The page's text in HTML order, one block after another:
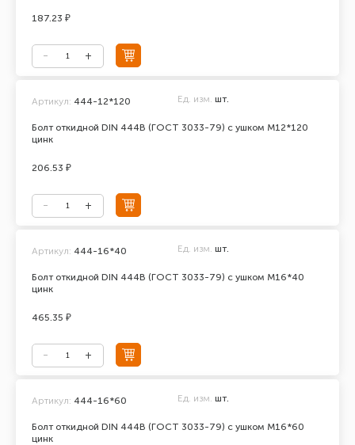
187.23 ₽
Болт откидной DIN 444В (ГОСТ 3033-79) с ушком М12*120
цинк
Артикул: 444-12*120 Ед. изм. шт.
206.53 ₽
Болт откидной DIN 444В (ГОСТ 3033-79) с ушком М16*40
цинк
Артикул: 444-16*40 Ед. изм. шт.
465.35 ₽
Болт откидной DIN 444В (ГОСТ 3033-79) с ушком М16*60
цинк
Артикул: 444-16*60 Ед. изм. шт.